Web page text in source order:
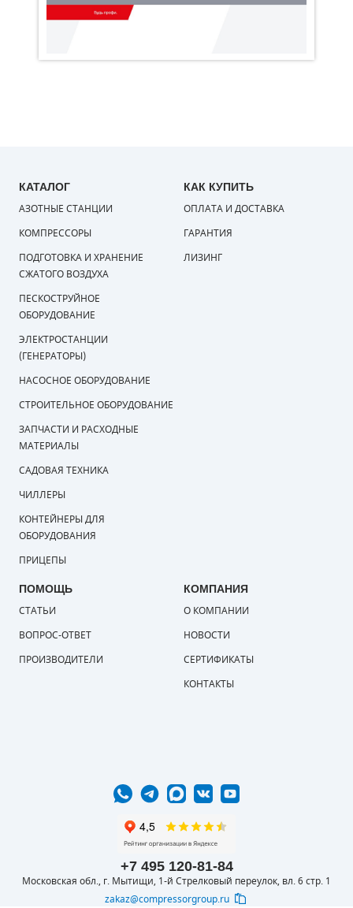
+7 495 120-81-84
Московская обл., г. Мытищи, 1-й Стрелковый переулок, вл. 6 стр. 1
zakaz@compressorgroup.ru
КАТАЛОГ
АЗОТНЫЕ СТАНЦИИ
КОМПРЕССОРЫ
ПОДГОТОВКА И ХРАНЕНИЕ
СЖАТОГО ВОЗДУХА
ПЕСКОСТРУЙНОЕ
ОБОРУДОВАНИЕ
ЭЛЕКТРОСТАНЦИИ
(ГЕНЕРАТОРЫ)
НАСОСНОЕ ОБОРУДОВАНИЕ
СТРОИТЕЛЬНОЕ ОБОРУДОВАНИЕ
ЗАПЧАСТИ И РАСХОДНЫЕ
МАТЕРИАЛЫ
САДОВАЯ ТЕХНИКА
ЧИЛЛЕРЫ
КОНТЕЙНЕРЫ ДЛЯ
ОБОРУДОВАНИЯ
ПРИЦЕПЫ
КАК КУПИТЬ
ОПЛАТА И ДОСТАВКА
ГАРАНТИЯ
ЛИЗИНГ
ПОМОЩЬ
СТАТЬИ
ВОПРОС-ОТВЕТ
ПРОИЗВОДИТЕЛИ
КОМПАНИЯ
О КОМПАНИИ
НОВОСТИ
СЕРТИФИКАТЫ
КОНТАКТЫ